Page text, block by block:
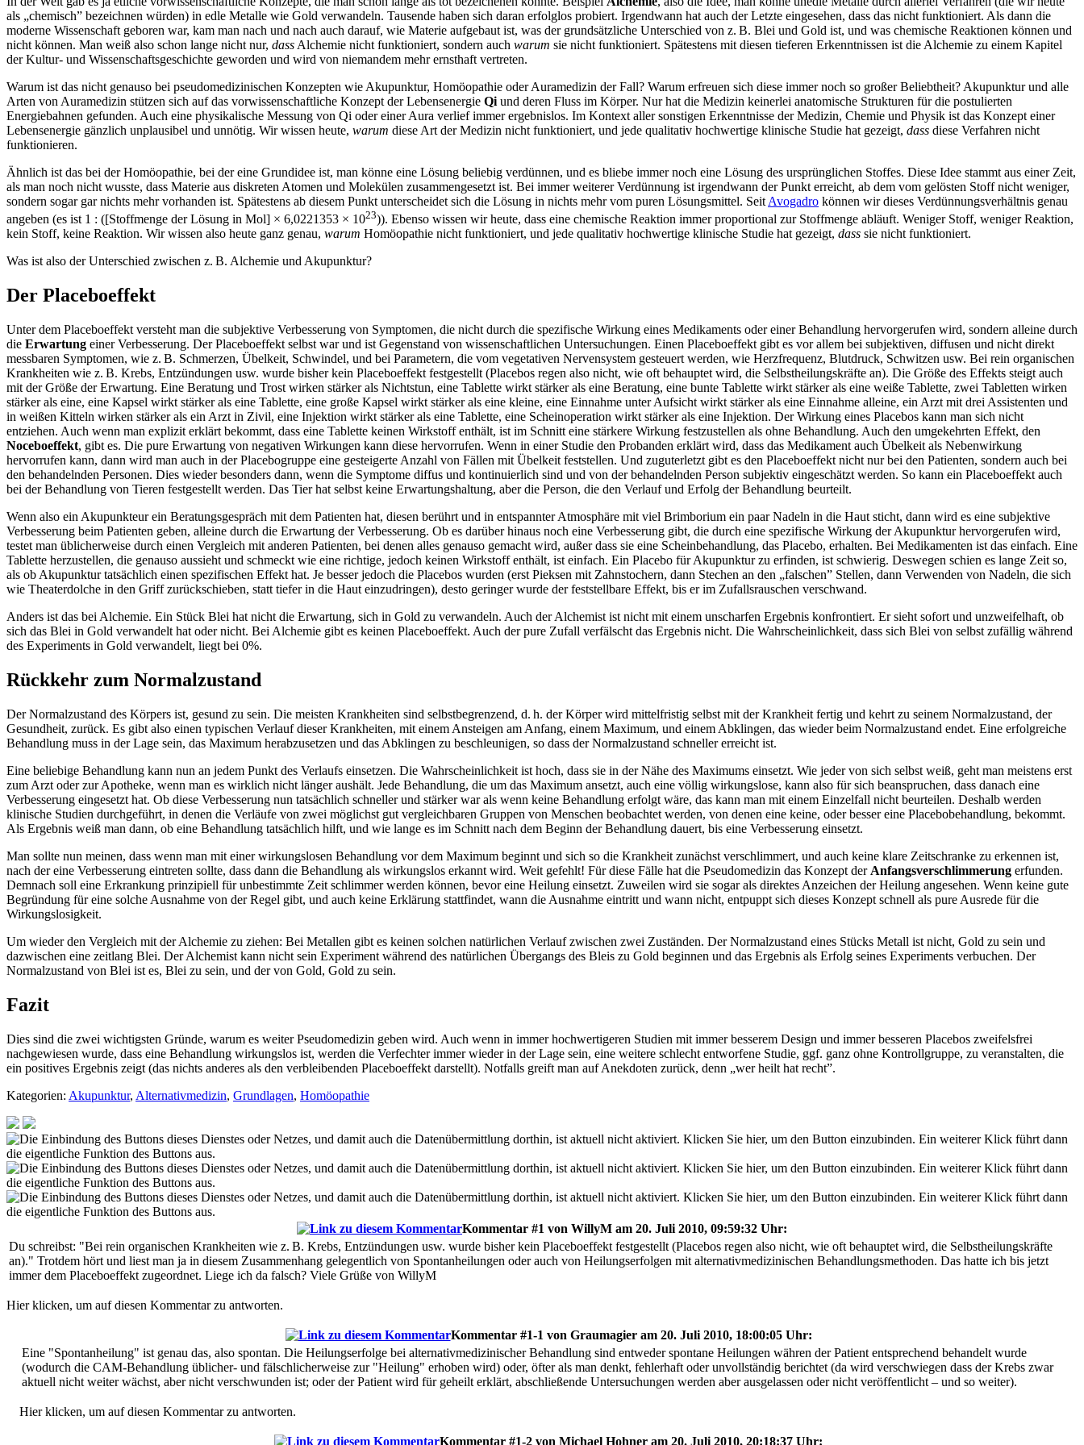
als „chemisch” bezeichnen würden) in edle Metalle wie Gold verwandeln. Tausende haben sich daran erfolglos probiert. Irgendwann hat auch der Letzte eingesehen, dass das nicht funktioniert. Als dann die
moderne Wissenschaft geboren war, kam man nach und nach auch darauf, wie Materie aufgebaut ist, was der grundsätzliche Unterschied von z. B. Blei und Gold ist, und was chemische Reaktionen können und
nicht können. Man weiß also schon lange nicht nur, dass Alchemie nicht funktioniert, sondern auch warum sie nicht funktioniert. Spätestens mit diesen tieferen Erkenntnissen ist die Alchemie zu einem Kapitel
der Kultur- und Wissenschaftsgeschichte geworden und wird von niemandem mehr ernsthaft vertreten.
Warum ist das nicht genauso bei pseudomedizinischen Konzepten wie Akupunktur, Homöopathie oder Auramedizin der Fall? Warum erfreuen sich diese immer noch so großer Beliebtheit? Akupunktur und alle
Arten von Auramedizin stützen sich auf das vorwissenschaftliche Konzept der Lebensenergie Qi und deren Fluss im Körper. Nur hat die Medizin keinerlei anatomische Strukturen für die postulierten
Energiebahnen gefunden. Auch eine physikalische Messung von Qi oder einer Aura verlief immer ergebnislos. Im Kontext aller sonstigen Erkenntnisse der Medizin, Chemie und Physik ist das Konzept einer
Lebensenergie gänzlich unplausibel und unnötig. Wir wissen heute, warum diese Art der Medizin nicht funktioniert, und jede qualitativ hochwertige klinische Studie hat gezeigt, dass diese Verfahren nicht
funktionieren.
Ähnlich ist das bei der Homöopathie, bei der eine Grundidee ist, man könne eine Lösung beliebig verdünnen, und es bliebe immer noch eine Lösung des ursprünglichen Stoffes. Diese Idee stammt aus einer Zeit,
als man noch nicht wusste, dass Materie aus diskreten Atomen und Molekülen zusammengesetzt ist. Bei immer weiterer Verdünnung ist irgendwann der Punkt erreicht, ab dem vom gelösten Stoff nicht weniger,
sondern sogar gar nichts mehr vorhanden ist. Spätestens ab diesem Punkt unterscheidet sich die Lösung in nichts mehr vom puren Lösungsmittel. Seit Avogadro können wir dieses Verdünnungsverhältnis genau
angeben (es ist 1 : ([Stoffmenge der Lösung in Mol] × 6,0221353 × 1023)). Ebenso wissen wir heute, dass eine chemische Reaktion immer proportional zur Stoffmenge abläuft. Weniger Stoff, weniger Reaktion,
kein Stoff, keine Reaktion. Wir wissen also heute ganz genau, warum Homöopathie nicht funktioniert, und jede qualitativ hochwertige klinische Studie hat gezeigt, dass sie nicht funktioniert.
Was ist also der Unterschied zwischen z. B. Alchemie und Akupunktur?
Der Placeboeffekt
Unter dem Placeboeffekt versteht man die subjektive Verbesserung von Symptomen, die nicht durch die spezifische Wirkung eines Medikaments oder einer Behandlung hervorgerufen wird, sondern alleine durch
die Erwartung einer Verbesserung. Der Placeboeffekt selbst war und ist Gegenstand von wissenschaftlichen Untersuchungen. Einen Placeboeffekt gibt es vor allem bei subjektiven, diffusen und nicht direkt
messbaren Symptomen, wie z. B. Schmerzen, Übelkeit, Schwindel, und bei Parametern, die vom vegetativen Nervensystem gesteuert werden, wie Herzfrequenz, Blutdruck, Schwitzen usw. Bei rein organischen
Krankheiten wie z. B. Krebs, Entzündungen usw. wurde bisher kein Placeboeffekt festgestellt (Placebos regen also nicht, wie oft behauptet wird, die Selbstheilungskräfte an). Die Größe des Effekts steigt auch
mit der Größe der Erwartung. Eine Beratung und Trost wirken stärker als Nichtstun, eine Tablette wirkt stärker als eine Beratung, eine bunte Tablette wirkt stärker als eine weiße Tablette, zwei Tabletten wirken
stärker als eine, eine Kapsel wirkt stärker als eine Tablette, eine große Kapsel wirkt stärker als eine kleine, eine Einnahme unter Aufsicht wirkt stärker als eine Einnahme alleine, ein Arzt mit drei Assistenten und
in weißen Kitteln wirken stärker als ein Arzt in Zivil, eine Injektion wirkt stärker als eine Tablette, eine Scheinoperation wirkt stärker als eine Injektion. Der Wirkung eines Placebos kann man sich nicht
entziehen. Auch wenn man explizit erklärt bekommt, dass eine Tablette keinen Wirkstoff enthält, ist im Schnitt eine stärkere Wirkung festzustellen als ohne Behandlung. Auch den umgekehrten Effekt, den
Noceboeffekt, gibt es. Die pure Erwartung von negativen Wirkungen kann diese hervorrufen. Wenn in einer Studie den Probanden erklärt wird, dass das Medikament auch Übelkeit als Nebenwirkung
hervorrufen kann, dann wird man auch in der Placebogruppe eine gesteigerte Anzahl von Fällen mit Übelkeit feststellen. Und zuguterletzt gibt es den Placeboeffekt nicht nur bei den Patienten, sondern auch bei
den behandelnden Personen. Dies wieder besonders dann, wenn die Symptome diffus und kontinuierlich sind und von der behandelnden Person subjektiv eingeschätzt werden. So kann ein Placeboeffekt auch
bei der Behandlung von Tieren festgestellt werden. Das Tier hat selbst keine Erwartungshaltung, aber die Person, die den Verlauf und Erfolg der Behandlung beurteilt.
Wenn also ein Akupunkteur ein Beratungsgespräch mit dem Patienten hat, diesen berührt und in entspannter Atmosphäre mit viel Brimborium ein paar Nadeln in die Haut sticht, dann wird es eine subjektive
Verbesserung beim Patienten geben, alleine durch die Erwartung der Verbesserung. Ob es darüber hinaus noch eine Verbesserung gibt, die durch eine spezifische Wirkung der Akupunktur hervorgerufen wird,
testet man üblicherweise durch einen Vergleich mit anderen Patienten, bei denen alles genauso gemacht wird, außer dass sie eine Scheinbehandlung, das Placebo, erhalten. Bei Medikamenten ist das einfach. Eine
Tablette herzustellen, die genauso aussieht und schmeckt wie eine richtige, jedoch keinen Wirkstoff enthält, ist einfach. Ein Placebo für Akupunktur zu erfinden, ist schwierig. Deswegen schien es lange Zeit so,
als ob Akupunktur tatsächlich einen spezifischen Effekt hat. Je besser jedoch die Placebos wurden (erst Pieksen mit Zahnstochern, dann Stechen an den „falschen” Stellen, dann Verwenden von Nadeln, die sich
wie Theaterdolche in den Griff zurückschieben, statt tiefer in die Haut einzudringen), desto geringer wurde der feststellbare Effekt, bis er im Zufallsrauschen verschwand.
Anders ist das bei Alchemie. Ein Stück Blei hat nicht die Erwartung, sich in Gold zu verwandeln. Auch der Alchemist ist nicht mit einem unscharfen Ergebnis konfrontiert. Er sieht sofort und unzweifelhaft, ob
sich das Blei in Gold verwandelt hat oder nicht. Bei Alchemie gibt es keinen Placeboeffekt. Auch der pure Zufall verfälscht das Ergebnis nicht. Die Wahrscheinlichkeit, dass sich Blei von selbst zufällig während
des Experiments in Gold verwandelt, liegt bei 0%.
Rückkehr zum Normalzustand
Der Normalzustand des Körpers ist, gesund zu sein. Die meisten Krankheiten sind selbstbegrenzend, d. h. der Körper wird mittelfristig selbst mit der Krankheit fertig und kehrt zu seinem Normalzustand, der
Gesundheit, zurück. Es gibt also einen typischen Verlauf dieser Krankheiten, mit einem Ansteigen am Anfang, einem Maximum, und einem Abklingen, das wieder beim Normalzustand endet. Eine erfolgreiche
Behandlung muss in der Lage sein, das Maximum herabzusetzen und das Abklingen zu beschleunigen, so dass der Normalzustand schneller erreicht ist.
Eine beliebige Behandlung kann nun an jedem Punkt des Verlaufs einsetzen. Die Wahrscheinlichkeit ist hoch, dass sie in der Nähe des Maximums einsetzt. Wie jeder von sich selbst weiß, geht man meistens erst
zum Arzt oder zur Apotheke, wenn man es wirklich nicht länger aushält. Jede Behandlung, die um das Maximum ansetzt, auch eine völlig wirkungslose, kann also für sich beanspruchen, dass danach eine
Verbesserung eingesetzt hat. Ob diese Verbesserung nun tatsächlich schneller und stärker war als wenn keine Behandlung erfolgt wäre, das kann man mit einem Einzelfall nicht beurteilen. Deshalb werden
klinische Studien durchgeführt, in denen die Verläufe von zwei möglichst gut vergleichbaren Gruppen von Menschen beobachtet werden, von denen eine keine, oder besser eine Placebobehandlung, bekommt.
Als Ergebnis weiß man dann, ob eine Behandlung tatsächlich hilft, und wie lange es im Schnitt nach dem Beginn der Behandlung dauert, bis eine Verbesserung einsetzt.
Man sollte nun meinen, dass wenn man mit einer wirkungslosen Behandlung vor dem Maximum beginnt und sich so die Krankheit zunächst verschlimmert, und auch keine klare Zeitschranke zu erkennen ist,
nach der eine Verbesserung eintreten sollte, dass dann die Behandlung als wirkungslos erkannt wird. Weit gefehlt! Für diese Fälle hat die Pseudomedizin das Konzept der Anfangsverschlimmerung erfunden.
Demnach soll eine Erkrankung prinzipiell für unbestimmte Zeit schlimmer werden können, bevor eine Heilung einsetzt. Zuweilen wird sie sogar als direktes Anzeichen der Heilung angesehen. Wenn keine gute
Begründung für eine solche Ausnahme von der Regel gibt, und auch keine Erklärung stattfindet, wann die Ausnahme eintritt und wann nicht, entpuppt sich dieses Konzept schnell als pure Ausrede für die
Wirkungslosigkeit.
Um wieder den Vergleich mit der Alchemie zu ziehen: Bei Metallen gibt es keinen solchen natürlichen Verlauf zwischen zwei Zuständen. Der Normalzustand eines Stücks Metall ist nicht, Gold zu sein und
dazwischen eine zeitlang Blei. Der Alchemist kann nicht sein Experiment während des natürlichen Übergangs des Bleis zu Gold beginnen und das Ergebnis als Erfolg seines Experiments verbuchen. Der
Normalzustand von Blei ist es, Blei zu sein, und der von Gold, Gold zu sein.
Fazit
Dies sind die zwei wichtigsten Gründe, warum es weiter Pseudomedizin geben wird. Auch wenn in immer hochwertigeren Studien mit immer besserem Design und immer besseren Placebos zweifelsfrei
nachgewiesen wurde, dass eine Behandlung wirkungslos ist, werden die Verfechter immer wieder in der Lage sein, eine weitere schlecht entworfene Studie, ggf. ganz ohne Kontrollgruppe, zu veranstalten, die
ein positives Ergebnis zeigt (das nichts anderes als den verbleibenden Placeboeffekt darstellt). Notfalls greift man auf Anekdoten zurück, denn „wer heilt hat recht”.
Kategorien: Akupunktur, Alternativmedizin, Grundlagen, Homöopathie
Kommentar #1 von WillyM am 20. Juli 2010, 09:59:32 Uhr:
Du schreibst: "Bei rein organischen Krankheiten wie z. B. Krebs, Entzündungen usw. wurde bisher kein Placeboeffekt festgestellt (Placebos regen also nicht, wie oft behauptet wird, die Selbstheilungskräfte
an)." Trotdem hört und liest man ja in diesem Zusammenhang gelegentlich von Spontanheilungen oder auch von Heilungserfolgen mit alternativmedizinischen Behandlungsmethoden. Das hatte ich bis jetzt
immer dem Placeboeffekt zugeordnet. Liege ich da falsch? Viele Grüße von WillyM
Hier klicken, um auf diesen Kommentar zu antworten.
Kommentar #1-1 von Graumagier am 20. Juli 2010, 18:00:05 Uhr:
Eine "Spontanheilung" ist genau das, also spontan. Die Heilungserfolge bei alternativmedizinischer Behandlung sind entweder spontane Heilungen währen der Patient entsprechend behandelt wurde
(wodurch die CAM-Behandlung üblicher- und fälschlicherweise zur "Heilung" erhoben wird) oder, öfter als man denkt, fehlerhaft oder unvollständig berichtet (da wird verschwiegen dass der Krebs zwar
aktuell nicht weiter wächst, aber nicht verschwunden ist; oder der Patient wird für geheilt erklärt, abschließende Untersuchungen werden aber ausgelassen oder nicht veröffentlicht – und so weiter).
Hier klicken, um auf diesen Kommentar zu antworten.
Kommentar #1-2 von Michael Hohner am 20. Juli 2010, 20:18:37 Uhr: